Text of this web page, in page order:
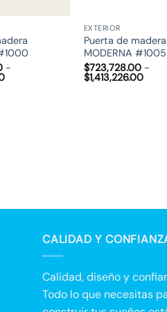
-
Rango
EXTERIOR
Puerta de madera
MODERNA #1005
$723,728.00 -
$1,413,226.00Rango
CALIDAD Y
Calidad, diseño y
Todo lo que necesitas